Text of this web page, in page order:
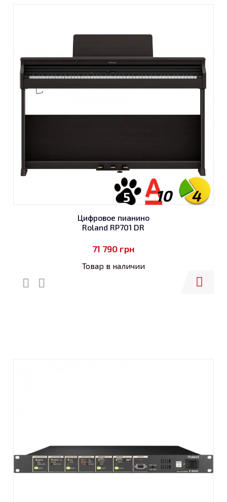
4
10
5
Цифровое пианино
Roland RP701 DR
71 790 грн
Товар в наличии